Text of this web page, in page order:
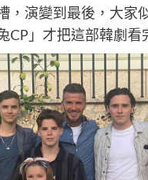
，演變到最後，大家
CP」才把這部韓劇看